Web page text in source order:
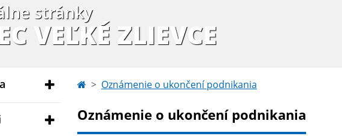
stránky
VEĽKÉ ZLIEVCE
Oznámenie o ukončení podnikania
Oznámenie o ukončení podnikania